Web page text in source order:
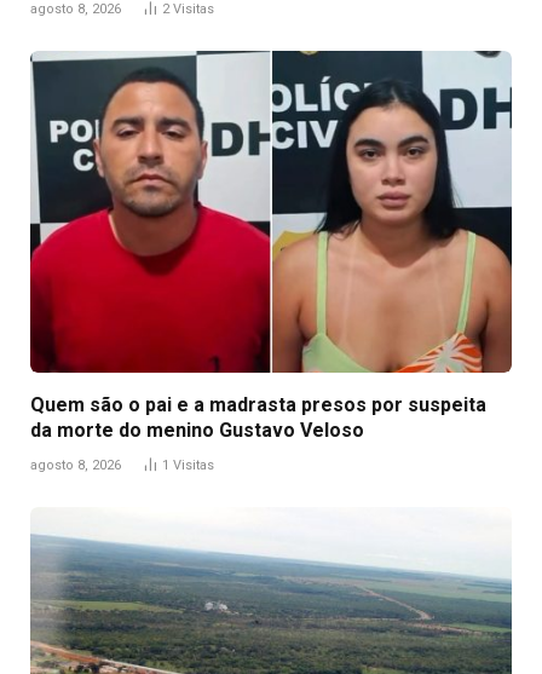
agosto 8, 2026 2Visitas
Quem são o pai e a madrasta presos por suspeita
da morte do menino Gustavo Veloso
agosto 8, 2026 1 Visitas